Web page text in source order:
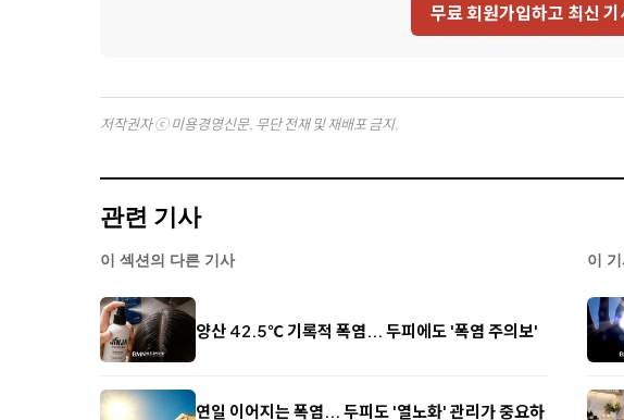
무료 회원가입하고 최신 기
저작권자 ⓒ 미용경영신문, 무단 전재 및 재배포 금지.
관련 기사
이 섹션의 다른 기사
양산 42.5℃ 기록적 폭염... 두피에도 '폭염 주의보'
연일 이어지는 폭염... 두피도 '열노화' 관리가 중요하
이